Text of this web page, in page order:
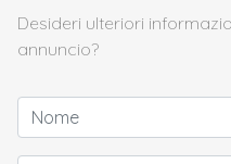
Desideri ulteriori
annuncio?